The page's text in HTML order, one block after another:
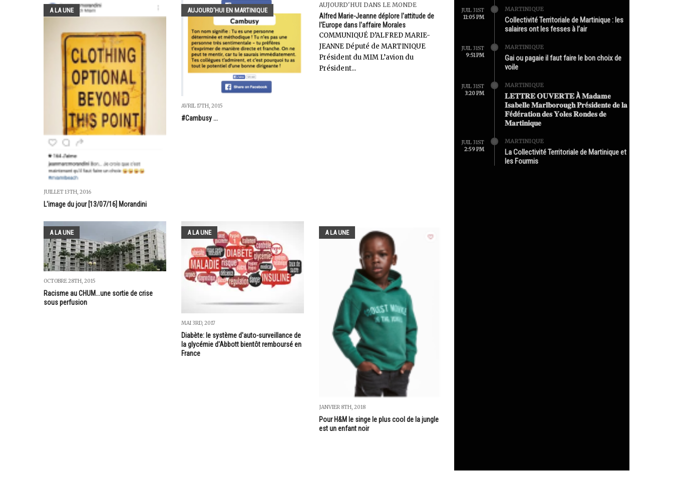
A LA UNE
JUILLET 13TH, 2016
L'image du jour [13/07/16] Morandini
AUJOURD'HUI EN MARTINIQUE
AVRIL 17TH, 2015
#Cambusy ...
AUJOURD'HUI DANS LE MONDE
Alfred Marie-Jeanne déplore l'attitude de
l'Europe dans l'affaire Morales
COMMUNIQUÉ D’ALFRED MARIE-
JEANNE Député de MARTINIQUE
Président du MIM L’avion du
Président...
A LA UNE
OCTOBRE 28TH, 2015
Racisme au CHUM...une sortie de crise
sous perfusion
A LA UNE
MAI 3RD, 2017
Diabète: le système d'auto-surveillance de
la glycémie d'Abbott bientôt remboursé en
France
A LA UNE
JANVIER 8TH, 2018
Pour H&M le singe le plus cool de la jungle
est un enfant noir
JUIL 31ST
11:05 PM
MARTINIQUE
Collectivité Territoriale de Martinique : les
salaires ont les fesses à l’air
JUIL 31ST
9:51 PM
MARTINIQUE
Gai ou pagaie il faut faire le bon choix de
voile
JUIL 31ST
3:20 PM
MARTINIQUE
𝐋𝐄𝐓𝐓𝐑𝐄 𝐎𝐔𝐕𝐄𝐑𝐓𝐄 À 𝐌𝐚𝐝𝐚𝐦𝐞
𝐈𝐬𝐚𝐛𝐞𝐥𝐥𝐞 𝐌𝐚𝐫𝐥𝐛𝐨𝐫𝐨𝐮𝐠𝐡 𝐏𝐫é𝐬𝐢𝐝𝐞𝐧𝐭𝐞 𝐝𝐞 𝐥𝐚
𝐅é𝐝é𝐫𝐚𝐭𝐢𝐨𝐧 𝐝𝐞𝐬 𝐘𝐨𝐥𝐞𝐬 𝐑𝐨𝐧𝐝𝐞𝐬 𝐝𝐞
𝐌𝐚𝐫𝐭𝐢𝐧𝐢𝐪𝐮𝐞
JUIL 31ST
2:59 PM
MARTINIQUE
La Collectivité Territoriale de Martinique et
les Fourmis